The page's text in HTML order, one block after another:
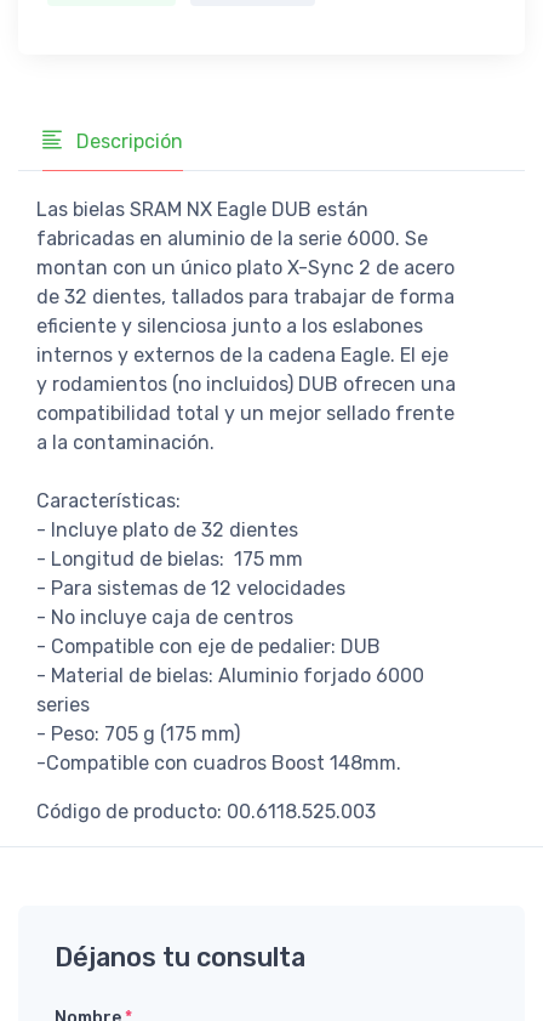
Descripción
Las bielas SRAM NX Eagle DUB están
fabricadas en aluminio de la serie 6000. Se
montan con un único plato X-Sync 2 de acero
de 32 dientes, tallados para trabajar de forma
eficiente y silenciosa junto a los eslabones
internos y externos de la cadena Eagle. El eje
y rodamientos (no incluidos) DUB ofrecen una
compatibilidad total y un mejor sellado frente
a la contaminación.
Características:
- Incluye plato de 32 dientes
- Longitud de bielas: 175 mm
- Para sistemas de 12 velocidades
- No incluye caja de centros
- Compatible con eje de pedalier: DUB
- Material de bielas: Aluminio forjado 6000
series
- Peso: 705 g (175 mm)
-Compatible con cuadros Boost 148mm.
Código de producto: 00.6118.525.003
Déjanos tu consulta